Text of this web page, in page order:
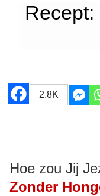
2.8K
Hoe zou Jij
Zonder